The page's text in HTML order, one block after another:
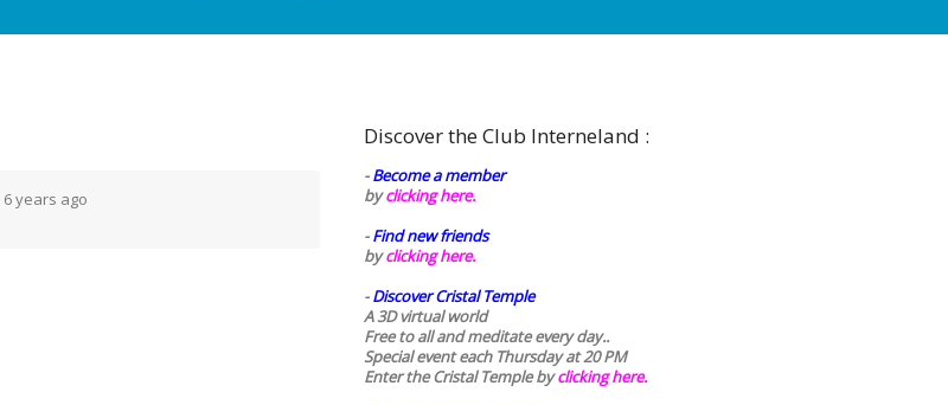
6 years ago
Discover the Club Interneland :
-Become a member
byclicking here.
-Find new friends
byclicking here.
-Discover Cristal Temple
A 3D virtual world
Free to all and meditate every day..
Special event each Thursday at 20 PM
Enter the Cristal Temple byclicking here.